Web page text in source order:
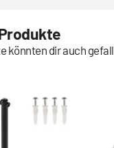
könnten dir auch